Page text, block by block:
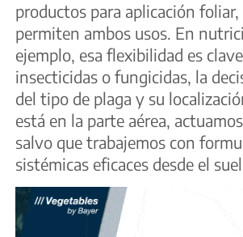
productos para aplicación
permiten ambos usos. En
ejemplo, esa flexibilidad es
insecticidas o fungicidas, la
del tipo de plaga y su
está en la parte aérea,
salvo que trabajemos con
sistémicas eficaces desde el